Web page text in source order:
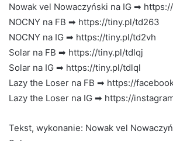
Nowak vel Nowaczyński na IG ➡
NOCNY na FB ➡ https://tiny.pl/td263
NOCNY na IG ➡ https://tiny.pl/td2vh
Solar na FB ➡ https://tiny.pl/tdlqj
Solar na IG ➡ https://tiny.pl/tdlql
Lazy the Loser na FB ➡ https://
Lazy the Loser na IG ➡ https://
Tekst, wykonanie: Nowak vel